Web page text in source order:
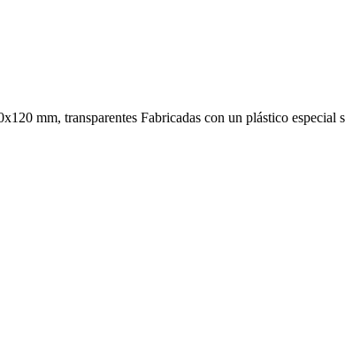
mm, transparentes Fabricadas con un plástico